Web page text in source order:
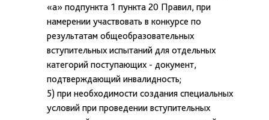
«а» подпункта 1 пункта 20 Правил, при
намерении участвовать в конкурсе по
результатам общеобразовательных
вступительных испытаний для отдельных
категорий поступающих - документ,
подтверждающий инвалидность;
5) при необходимости создания специальных
условий при проведении вступительных